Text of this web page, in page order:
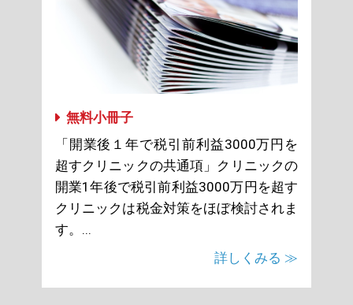
無料小冊子
「開業後１年で税引前利益3000万円を
超すクリニックの共通項」クリニックの
開業1年後で税引前利益3000万円を超す
クリニックは税金対策をほぼ検討されま
す。...
詳しくみる ≫